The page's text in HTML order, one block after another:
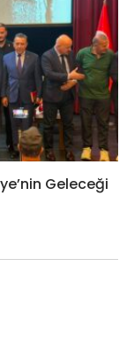
Geleceği